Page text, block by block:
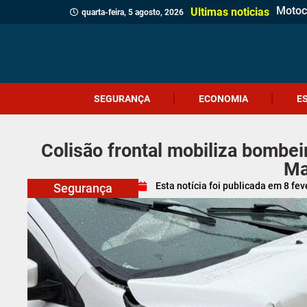
quarta-feira, 5 agosto, 2026 Ultimas noticias Içara
PRF
Volta
45
SEGURANÇA ECONOMIA
Colisão frontal mobiliza
Segurança Esta notícia foi publicada em 8